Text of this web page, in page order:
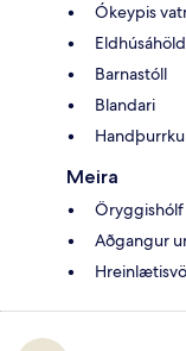
Ókeypis
Barnastóll
Blandari
Meira
Öryggishólf
Aðgangur